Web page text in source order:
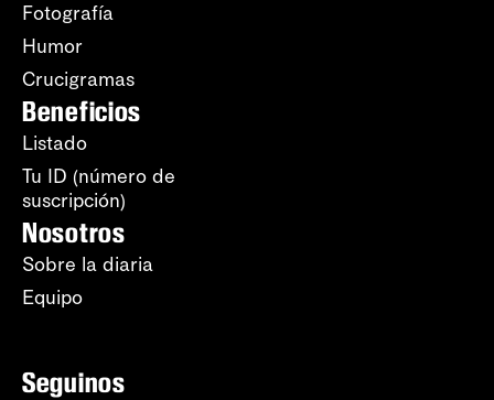
Fotografía
Humor
Crucigramas
Beneficios
Listado
Tu ID (número de
suscripción)
Nosotros
Sobre la diaria
Equipo
Seguinos